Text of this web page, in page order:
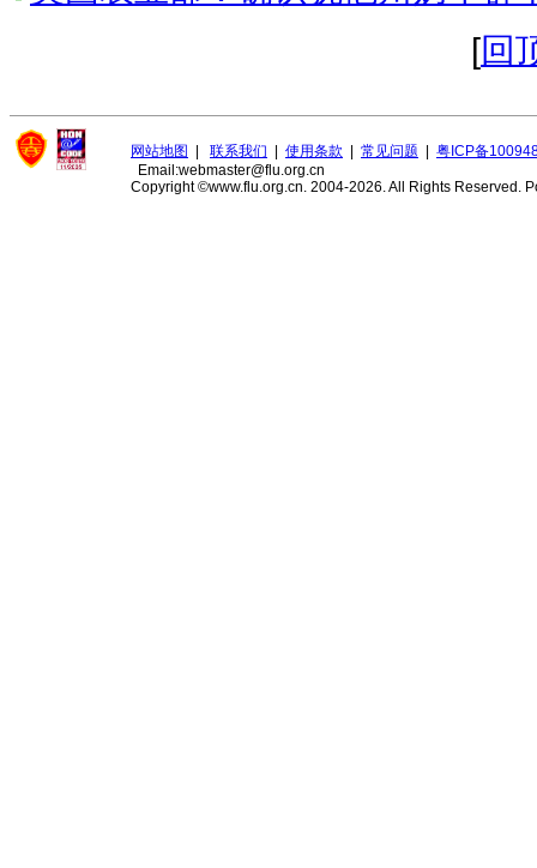
[回
网站地图 联系我们 使用条款 常见问题
粤ICP备
Email:webmaster@flu.org.cn
Copyright ©www.flu.org.cn. 2004-2026. All Rights Reserved.